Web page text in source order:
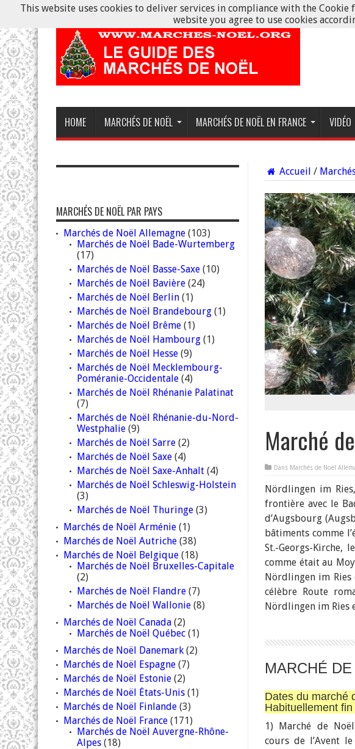
HOME MARCHÉS DE NOËL MARCHÉS DE NOËL EN FRANCE VIDÉO
Accueil /
Marché
Dans Marchés de Noël
Nördlingen im
frontière avec le
d’Augsbourg
bâtiments comme
St.-Georgs-Kirche,
comme était au
Nördlingen im
célèbre Route
Nördlingen im Ries
MARCHÉ
Dates du marché
Habituellement
1) Marché de
cours de l’Avent
MARCHÉS DE NOËL PAR PAYS
Marchés de Noël Allemagne (103)
Marchés de Noël Bade-Wurtemberg
(17)
Marchés de Noël Basse-Saxe (10)
Marchés de Noël Bavière (24)
Marchés de Noël Berlin (1)
Marchés de Noël Brandebourg (1)
Marchés de Noël Brême (1)
Marchés de Noël Hambourg (1)
Marchés de Noël Hesse (9)
Marchés de Noël Mecklembourg-
Poméranie-Occidentale (4)
Marchés de Noël Rhénanie Palatinat
(7)
Marchés de Noël Rhénanie-du-Nord-
Westphalie (9)
Marchés de Noël Sarre (2)
Marchés de Noël Saxe (4)
Marchés de Noël Saxe-Anhalt (4)
Marchés de Noël Schleswig-Holstein
(3)
Marchés de Noël Thuringe (3)
Marchés de Noël Arménie (1)
Marchés de Noël Autriche (38)
Marchés de Noël Belgique (18)
Marchés de Noël Bruxelles-Capitale
(2)
Marchés de Noël Flandre (7)
Marchés de Noël Wallonie (8)
Marchés de Noël Canada (2)
Marchés de Noël Québec (1)
Marchés de Noël Danemark (2)
Marchés de Noël Espagne (7)
Marchés de Noël Estonie (2)
Marchés de Noël États-Unis (1)
Marchés de Noël Finlande (3)
Marchés de Noël France (171)
Marchés de Noël Auvergne-Rhône-
Alpes (18)
This website uses cookies to deliver services in compliance with the
website you agree to use cookies